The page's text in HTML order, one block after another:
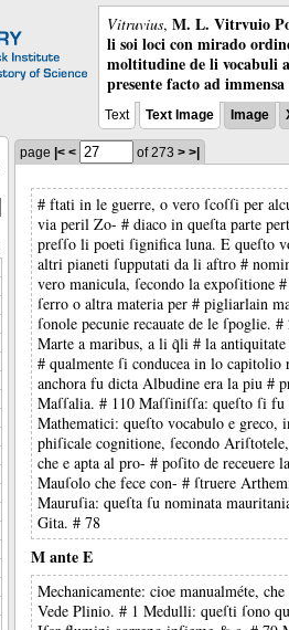
Vitruvius, M. L. Vitrvuio
li soi loci con mirado
moltitudine de li vocabuli
presente facto ad
Text Text Image Image
page |< < of 273 > >|
# ftati in le guerre, o vero ſcoſſi per
via peril Zo- # diaco in queſta parte
preſſo li poeti ſignifica luna. E
altri pianeti ſupputati da li aftro #
vero manicula, ſecondo la expoſitione
ſerro o altra materia per # pigliarlain
ſonole pecunie recauate de le ſpoglie.
Marte a maribus, a li q̃li # la
# qualmente ſi conducea in lo
anchora fu dicta Albudine era la piu #
Maſſalia. # 110 Maſſiniſſa: queſto
Mathematici: queſto vocabulo e
phiſicale cognitione, ſecondo
che e apta al pro- # poſito de
Mauſolo che fece con- # ſtruere
Mauruſia: queſta ſu nominata
Gita. # 78
M ante E
Mechanicamente: cioe manualméte,
Vede Plinio. # 1 Medulli: queſti ſono